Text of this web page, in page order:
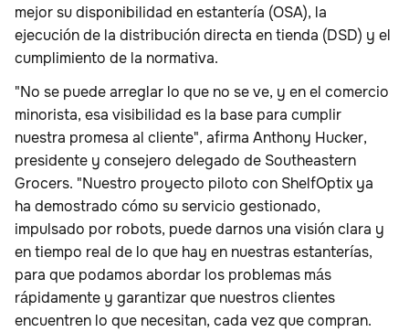
mejor su disponibilidad en estantería (OSA), la
ejecución de la distribución directa en tienda (DSD) y el
cumplimiento de la normativa.
"No se puede arreglar lo que no se ve, y en el comercio
minorista, esa visibilidad es la base para cumplir
nuestra promesa al cliente", afirma Anthony Hucker,
presidente y consejero delegado de Southeastern
Grocers. "Nuestro proyecto piloto con ShelfOptix ya
ha demostrado cómo su servicio gestionado,
impulsado por robots, puede darnos una visión clara y
en tiempo real de lo que hay en nuestras estanterías,
para que podamos abordar los problemas más
rápidamente y garantizar que nuestros clientes
encuentren lo que necesitan, cada vez que compran.